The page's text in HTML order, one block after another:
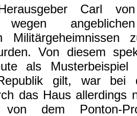
Carl von
wegen angeblichen
Von diesem
als
gilt, war bei
das Haus allerdings
dem Ponton-